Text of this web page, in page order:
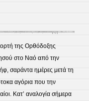
–
της Ορθόδοξης
στο Ναό από την
σαράντα ημέρες μετά τη
αγόρια που την
Κατ’ αναλογία σήμερα